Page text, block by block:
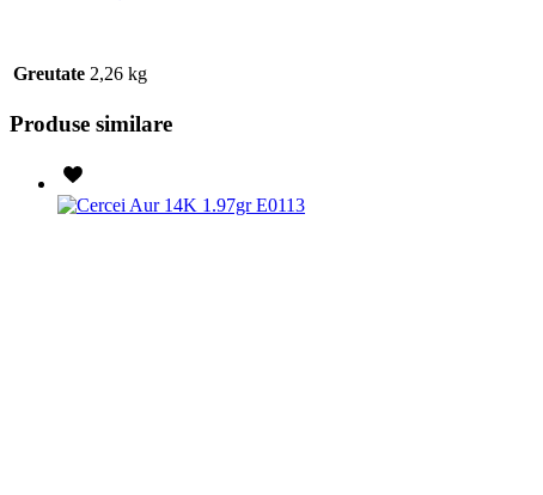
Greutate 2,26 kg
Produse similare